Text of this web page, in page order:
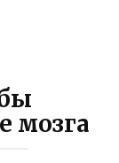
мозга